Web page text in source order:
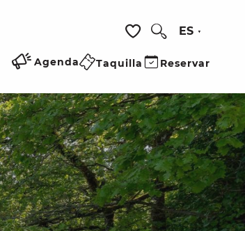
Voir les favoris
ES
Agenda Taquilla Reservar